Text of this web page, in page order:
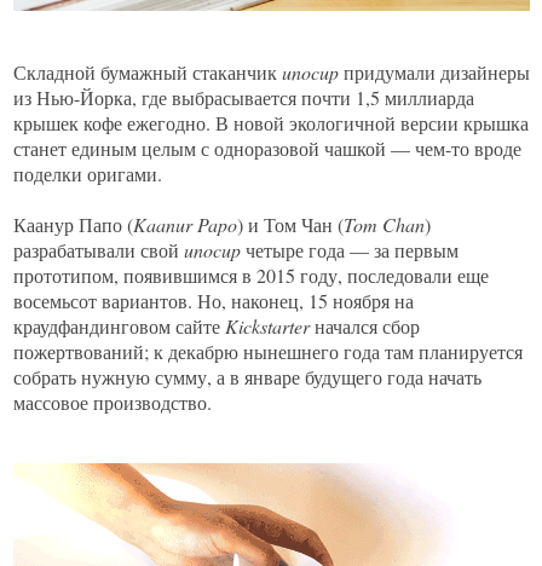
Складной бумажный стаканчикunocupпридумали дизайнеры
из Нью-Йорка, где выбрасывается почти 1,5 миллиарда
крышек кофе ежегодно. В новой экологичной версии крышка
станет единым целым с одноразовой чашкой — чем-то вроде
поделки оригами.
Каанур Папо (Kaanur Papo) и Том Чан (Tom Chan)
разрабатывали свой unocupчетыре года — за первым
прототипом, появившимся в 2015 году, последовали еще
восемьсот вариантов. Но, наконец, 15 ноября на
краудфандинговом сайте Kickstarterначался сбор
пожертвований; к декабрю нынешнего года там планируется
собрать нужную сумму, а в январе будущего года начать
массовое производство.